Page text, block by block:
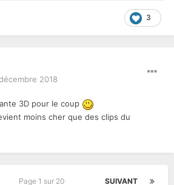
3
2018
3D pour le coup
moins cher que des clips du
SUIVANT
Page 1 sur 20